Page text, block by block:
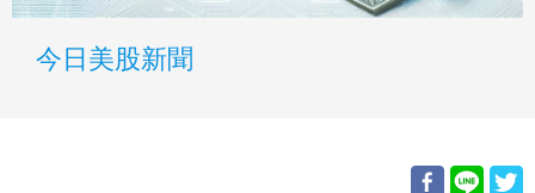
今日美股新聞